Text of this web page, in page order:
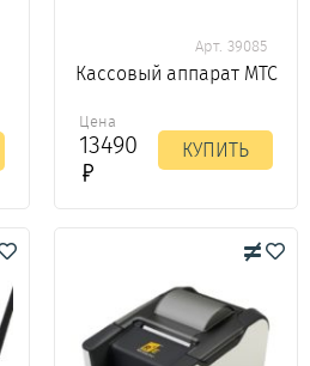
Арт. 39085
Кассовый аппарат МТС
Цена
13490 КУПИТЬ